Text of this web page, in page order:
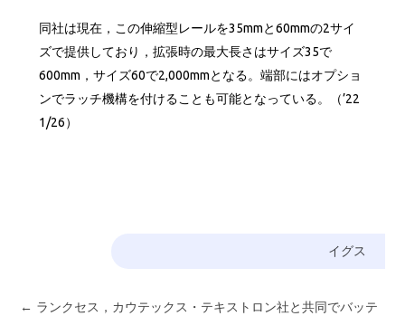
同社は現在，この伸縮型レールを35mmと60mmの2サイ
ズで提供しており，拡張時の最大長さはサイズ35で
600mm，サイズ60で2,000mmとなる。端部にはオプショ
ンでラッチ機構を付けることも可能となっている。（’22
1/26）
イグス
← ランクセス，カウテックス・テキストロン社と共同でバッテ